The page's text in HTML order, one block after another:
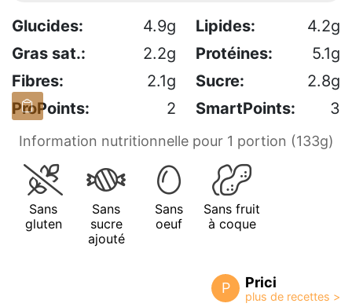
Glucides: 4.9g Lipides:
4.2g
Gras sat.:
2.2g Protéines:
5.1g
Fibres:
2.1g Sucre:
2.8g
ProPoints:
2 SmartPoints: 3
Information nutritionnelle pour 1 portion (133g)
Sans
gluten
Sans
sucre
ajouté
Sans
oeuf
Sans fruit
à coque
P Prici